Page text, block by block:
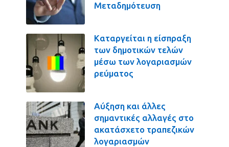
Μεταδημότευση
Καταργείται η είσπραξη
των δημοτικών τελών
μέσω των λογαριασμών
ρεύματος
Αύξηση και άλλες
σημαντικές αλλαγές στο
ακατάσχετο τραπεζικών
λογαριασμών